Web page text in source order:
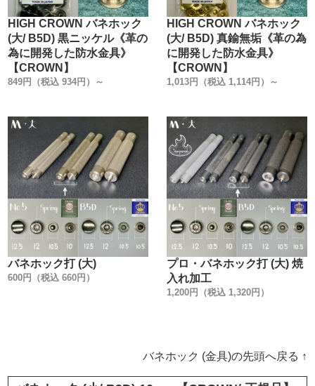
HIGH CROWN バネホック
(大/ B5D) 黒ニッケル《革の
為に開発した防水金具》
【CROWN】
849円（税込 934円）～
HIGH CROWN バネホック
(大/ B5D) 真鍮無垢《革の為
に開発した防水金具》
【CROWN】
1,013円（税込 1,114円）～
バネホック打 (大)
600円（税込 660円）
プロ・バネホック打 (大) 焼
入れ加工
1,200円（税込 1,320円）
バネホック (金具)の先頭へ戻る ↑